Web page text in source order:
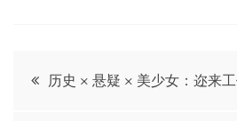
文 历史 × 悬疑 × 美少女：迩来